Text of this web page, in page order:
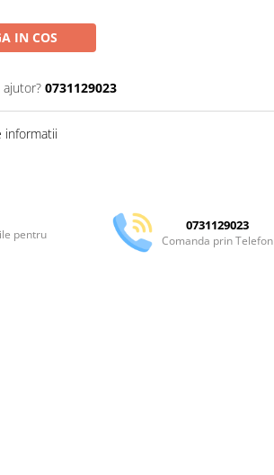
IN COS
0731129023
informatii
pentru
0731129023
Comanda prin Telefon